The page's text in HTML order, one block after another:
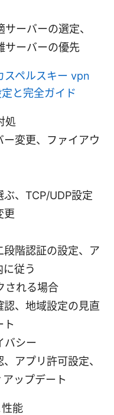
ーバーの選定、
サーバーの優先
スペルスキー vpn
と完全ガイド
処
変更、ファイアウ
、TCP/UDP設定
更
階認証の設定、ア
従う
される場合
、地域設定の見直
ト
バシー
アプリ許可設定、
ップデート
能